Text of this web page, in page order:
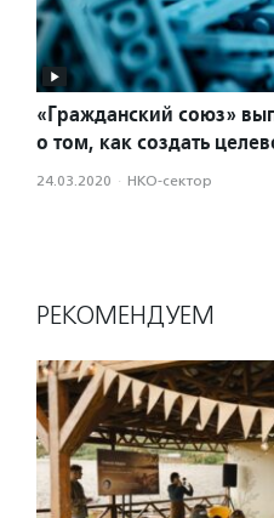
«Гражданский союз»
о том, как создать
24.03.2020 · НКО-сектор
РЕКОМЕНДУЕМ